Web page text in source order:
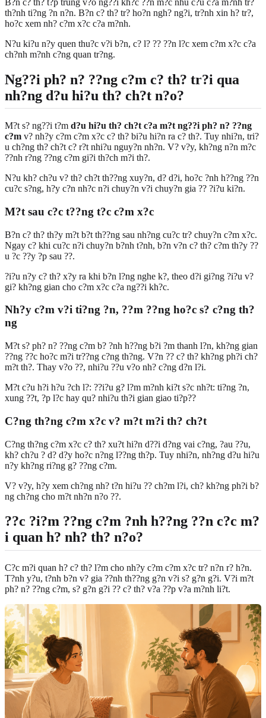
B?n c? th? t?p trung v?o ng??i kh?c ??n m?c nhu c?u c?a m?nh tr?
th?nh ti?ng ?n n?n. B?n c? th? tr? ho?n ngh? ng?i, tr?nh xin h? tr?,
ho?c xem nh? c?m x?c c?a m?nh.
N?u ki?u n?y quen thu?c v?i b?n, c? l? ?? ??n l?c xem c?m x?c c?a
ch?nh m?nh c?ng quan tr?ng.
Ng??i ph? n? ??ng c?m c? th? tr?i qua
nh?ng d?u hi?u th? ch?t n?o?
M?t s? ng??i t?m d?u hi?u th? ch?t c?a m?t ng??i ph? n? ??ng
c?m v? nh?y c?m c?m x?c c? th? bi?u hi?n ra c? th?. Tuy nhi?n, tri?
u ch?ng th? ch?t c? r?t nhi?u nguy?n nh?n. V? v?y, kh?ng n?n m?c
??nh r?ng ??ng c?m gi?i th?ch m?i th?.
N?u kh? ch?u v? th? ch?t th??ng xuy?n, d? d?i, ho?c ?nh h??ng ??n
cu?c s?ng, h?y c?n nh?c n?i chuy?n v?i chuy?n gia ?? ?i?u ki?n.
M?t sau c?c t??ng t?c c?m x?c
B?n c? th? th?y m?t b?t th??ng sau nh?ng cu?c tr? chuy?n c?m x?c.
Ngay c? khi cu?c n?i chuy?n b?nh t?nh, b?n v?n c? th? c?m th?y ??
u ?c ??y ?p sau ??.
?i?u n?y c? th? x?y ra khi b?n l?ng nghe k?, theo d?i gi?ng ?i?u v?
gi? kh?ng gian cho c?m x?c c?a ng??i kh?c.
Nh?y c?m v?i ti?ng ?n, ??m ??ng ho?c s? c?ng th?
ng
M?t s? ph? n? ??ng c?m b? ?nh h??ng b?i ?m thanh l?n, kh?ng gian
??ng ??c ho?c m?i tr??ng c?ng th?ng. V?n ?? c? th? kh?ng ph?i ch?
m?t th?. Thay v?o ??, nhi?u ??u v?o nh? c?ng d?n l?i.
M?t c?u h?i h?u ?ch l?: ??i?u g? l?m m?nh ki?t s?c nh?t: ti?ng ?n,
xung ??t, ?p l?c hay qu? nhi?u th?i gian giao ti?p??
C?ng th?ng c?m x?c v? m?t m?i th? ch?t
C?ng th?ng c?m x?c c? th? xu?t hi?n d??i d?ng vai c?ng, ?au ??u,
kh? ch?u ? d? d?y ho?c n?ng l??ng th?p. Tuy nhi?n, nh?ng d?u hi?u
n?y kh?ng ri?ng g? ??ng c?m.
V? v?y, h?y xem ch?ng nh? t?n hi?u ?? ch?m l?i, ch? kh?ng ph?i b?
ng ch?ng cho m?t nh?n n?o ??.
??c ?i?m ??ng c?m ?nh h??ng ??n c?c m?
i quan h? nh? th? n?o?
C?c m?i quan h? c? th? l?m cho nh?y c?m c?m x?c tr? n?n r? h?n.
T?nh y?u, t?nh b?n v? gia ??nh th??ng g?n v?i s? g?n g?i. V?i m?t
ph? n? ??ng c?m, s? g?n g?i ?? c? th? v?a ??p v?a m?nh li?t.